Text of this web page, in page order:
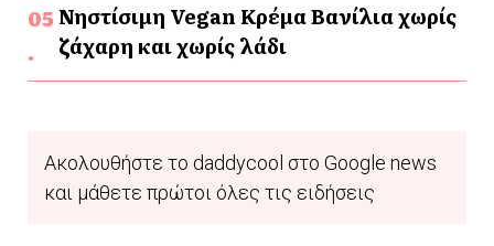
Νηστίσιμη Vegan Κρέμα Βανίλια χωρίς
ζάχαρη και χωρίς λάδι
Ακολουθήστε το daddycool στο Google news
και μάθετε πρώτοι όλες τις ειδήσεις